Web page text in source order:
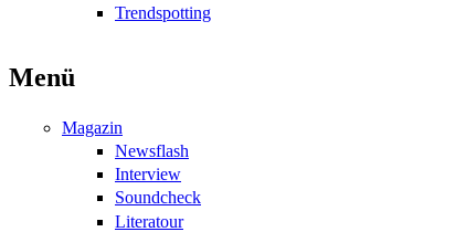
Trendspotting
Menü
Magazin
Newsflash
Interview
Soundcheck
Literatour